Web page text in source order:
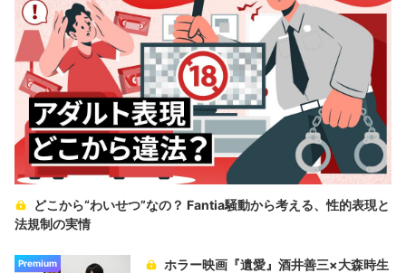
どこから“わいせつ”なの？ Fantia騒動から考える、性的表現と
法規制の実情
Premium
ホラー映画『遺愛』酒井善三×大森時生